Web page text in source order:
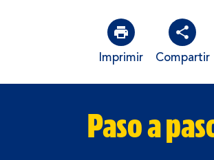
Imprimir Compartir
Paso a